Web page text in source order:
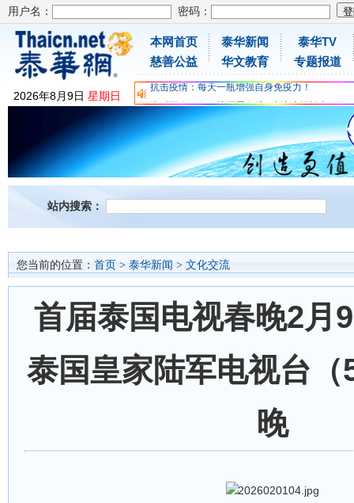
用户名： 密码：
2026年8月9日 星期日
本网首页
慈善公益
泰华新闻
华文教育
泰华TV
专题报道
为时不晚，人体胶原蛋白维C应该这样补充
关爱儿童健康，免费领取日本原装尤妮佳超立体
抗击疫情：每天一瓶增强自身免疫力！
为时不晚，人体胶原蛋白维C应该这样补充
关爱儿童健康，免费领取日本原装尤妮佳超立体
抗击疫情：每天一瓶增强自身免疫力！
站内搜索：
您当前的位置： 首页 > 泰华新闻 > 文化交流
首届泰国电视春晚2月
泰国皇家陆军电视台（
晚